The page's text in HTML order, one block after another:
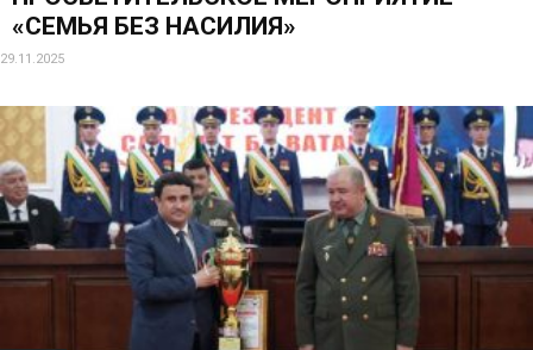
«СЕМЬЯ БЕЗ НАСИЛИЯ»
29.11.2025